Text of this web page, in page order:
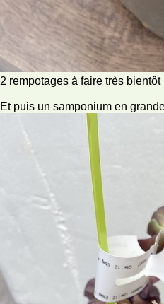
2 rempotages à faire très bientôt
Et puis un samponium en